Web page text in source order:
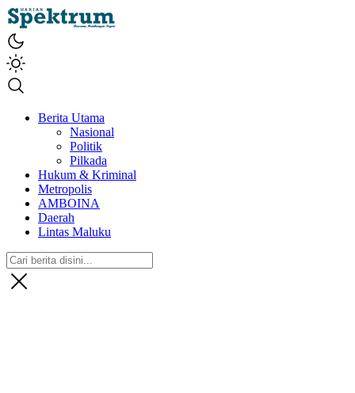
spektrumonline.com
Berita Utama
Nasional
Politik
Pilkada
Hukum & Kriminal
Metropolis
AMBOINA
Daerah
Lintas Maluku